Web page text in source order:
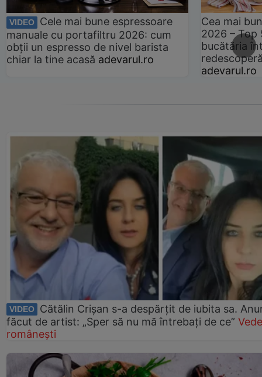
VIDEO
Cele mai bune espressoare
manuale cu portafiltru 2026: cum
obții un espresso de nivel barista
chiar la tine acasă adevarul.ro
Cea mai
2026 –
bucătăria
adevarul.ro
VIDEO
Cătălin Crișan s-a despărțit de iubita sa.
făcut de artist: „Sper să nu mă întrebați de ce”
românești